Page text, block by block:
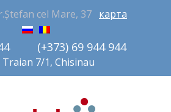
cel Mare, 37 карта
(+373) 69 944 944
Traian 7/1, Chisinau